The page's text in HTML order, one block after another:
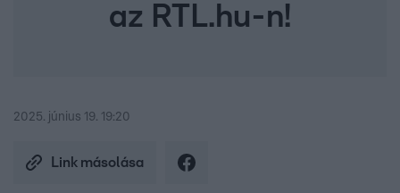
az RTL.hu-n!
2025. június 19. 19:20
Link másolása